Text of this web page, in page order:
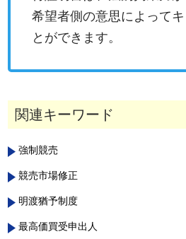
希望者側の意思によって
とができます。
関連キーワード
強制競売
競売市場修正
明渡猶予制度
最高価買受申出人